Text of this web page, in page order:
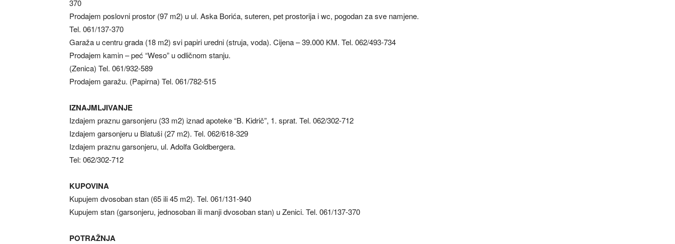
370
Prodajem poslovni prostor (97 m2) u ul. Aska Borića, suteren, pet prostorija i wc, pogodan za sve namjene.
Tel. 061/137-370
Garaža u centru grada (18 m2) svi papiri uredni (struja, voda). Cijena – 39.000 KM. Tel. 062/493-734
Prodajem kamin – peć “Weso” u odličnom stanju.
(Zenica) Tel. 061/932-589
Prodajem garažu. (Papirna) Tel. 061/782-515
IZNAJMLJIVANJE
Izdajem praznu garsonjeru (33 m2) iznad apoteke “B. Kidrič”, 1. sprat. Tel. 062/302-712
Izdajem garsonjeru u Blatuši (27 m2). Tel. 062/618-329
Izdajem praznu garsonjeru, ul. Adolfa Goldbergera.
Tel: 062/302-712
KUPOVINA
Kupujem dvosoban stan (65 ili 45 m2). Tel. 061/131-940
Kupujem stan (garsonjeru, jednosoban ili manji dvosoban stan) u Zenici. Tel. 061/137-370
POTRAŽNJA